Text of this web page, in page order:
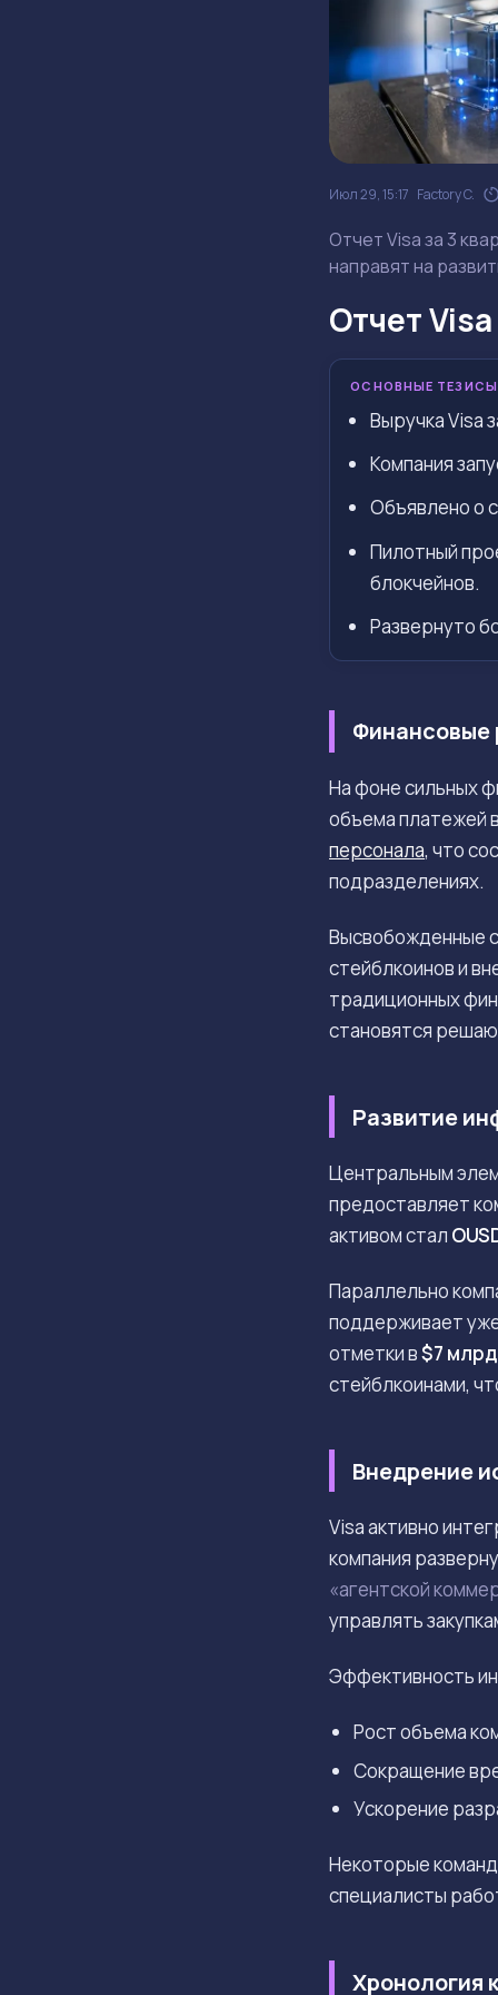
Июл 29, 15:17 Factory C.
Отчет Visa за 3
направят на
Отчет
ОСНОВНЫЕ ТЕЗИСЫ
Выручка Visa
Компания
Объявлено о
Пилотный
блокчейнов.
Развернуто
Финансовые
На фоне сильных
объема платежей
персонала, что
подразделениях.
Высвобожденные
стейблкоинов и
традиционных
становятся
Развитие
Центральным
предоставляет
активом стал
Параллельно
поддерживает
отметки в$7 млрд
стейблкоинами,
Внедрение
Visa активно
компания
«агентской
управлять
Эффективность
Рост объема
Сокращение
Ускорение
Некоторые
специалисты
Хронология